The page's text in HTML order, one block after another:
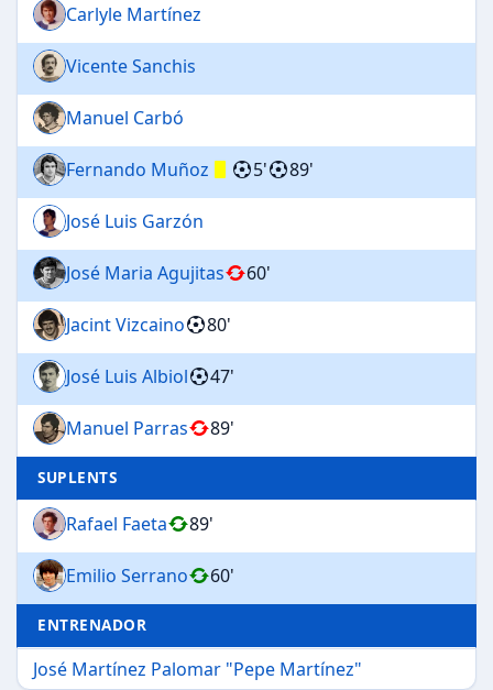
Carlyle Martínez
Vicente Sanchis
Manuel Carbó
Fernando Muñoz 5' 89'
José Luis Garzón
José Maria Agujitas 60'
Jacint Vizcaino 80'
José Luis Albiol 47'
Manuel Parras 89'
SUPLENTS
Rafael Faeta 89'
Emilio Serrano 60'
ENTRENADOR
José Martínez Palomar "Pepe Martínez"